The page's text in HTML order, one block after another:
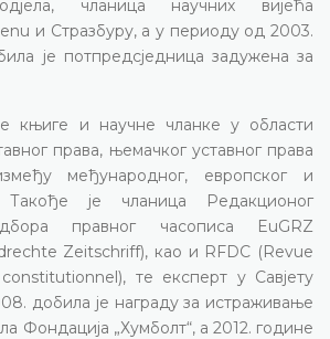
чланица научних вијећа
и Стразбуру, а у периоду од 2003.
је потпредсједница задужена за
књиге и научне чланке у области
права, њемачког уставног права
међународног, европског и
је чланица Редакционог
правног часописа EuGRZ
Zeitschriff), као и RFDC (Revue
те експерт у Савјету
добила је награду за истраживање
Фондација „Хумболт“, а 2012. године